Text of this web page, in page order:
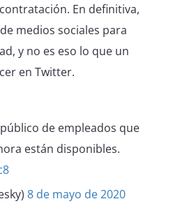
En definitiva,
medios sociales para
y no es eso lo que un
en Twitter.
de empleados que
están disponibles.
8 de mayo de 2020